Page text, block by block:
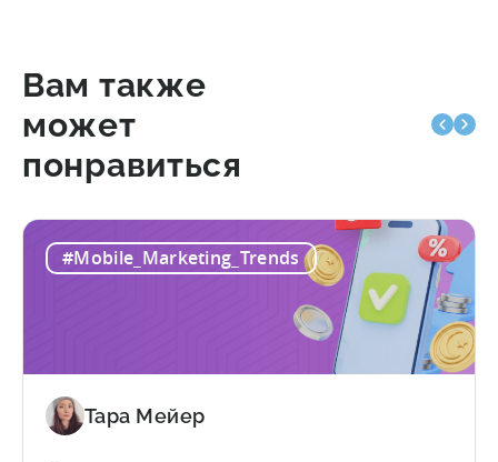
Вам также
может
понравиться
#Mobile_Marketing_Trends
Тара Мейер